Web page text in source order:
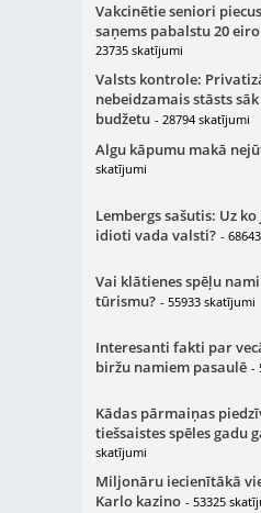
Vakcinētie seniori
saņems pabalstu 20
23735 skatījumi
Valsts kontrole:
nebeidzamais stāsts
budžetu - 28794 skatījumi
Algu kāpumu makā
skatījumi
Lembergs sašutis: Uz
idioti vada valsti? -
Vai klātienes spēļu
tūrismu? - 55933 skatījumi
Interesanti fakti par
biržu namiem pasaulē -
Kādas pārmaiņas
tiešsaistes spēles gadu
skatījumi
Miljonāru iecienītākā
Karlo kazino - 53325